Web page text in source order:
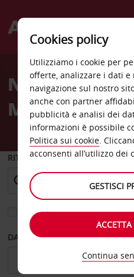
Welcome
AvisNoleggio
Marie
RITIRO DA
Scegli una località di
DAL GIORNO
Cookies policy
Utilizziamo i cookie per
offerte, analizzare i dati e
navigazione sul nostro
anche con partner
pubblicità e analisi dei
informazioni è possibile
Politica sui cookie.
acconsenti all’utilizzo dei
GESTISCI
Continua